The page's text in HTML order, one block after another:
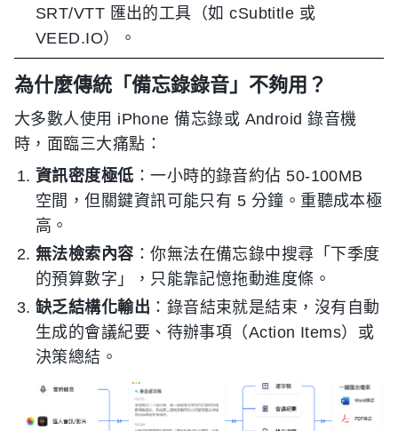
SRT/VTT 匯出的工具（如 cSubtitle 或
VEED.IO）。
為什麼傳統「備忘錄錄音」不夠用？
大多數人使用 iPhone 備忘錄或 Android 錄音機
時，面臨三大痛點：
資訊密度極低 ：一小時的錄音約佔 50-100MB
空間，但關鍵資訊可能只有 5 分鐘。重聽成本極
高。
無法檢索內容 ：你無法在備忘錄中搜尋「下季度
的預算數字」，只能靠記憶拖動進度條。
缺乏結構化輸出 ：錄音結束就是結束，沒有自動
生成的會議紀要、待辦事項（Action Items）或
決策總結。